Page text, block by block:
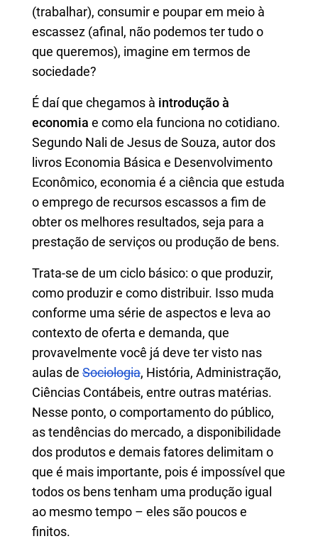
(trabalhar), consumir e poupar em meio à
escassez (afinal, não podemos ter tudo o
que queremos), imagine em termos de
sociedade?
É daí que chegamos à introdução à
economia e como ela funciona no cotidiano.
Segundo Nali de Jesus de Souza, autor dos
livros Economia Básica e Desenvolvimento
Econômico, economia é a ciência que estuda
o emprego de recursos escassos a fim de
obter os melhores resultados, seja para a
prestação de serviços ou produção de bens.
Trata-se de um ciclo básico: o que produzir,
como produzir e como distribuir. Isso muda
conforme uma série de aspectos e leva ao
contexto de oferta e demanda, que
provavelmente você já deve ter visto nas
aulas de Sociologia, História, Administração,
Ciências Contábeis, entre outras matérias.
Nesse ponto, o comportamento do público,
as tendências do mercado, a disponibilidade
dos produtos e demais fatores delimitam o
que é mais importante, pois é impossível que
todos os bens tenham uma produção igual
ao mesmo tempo – eles são poucos e
finitos.